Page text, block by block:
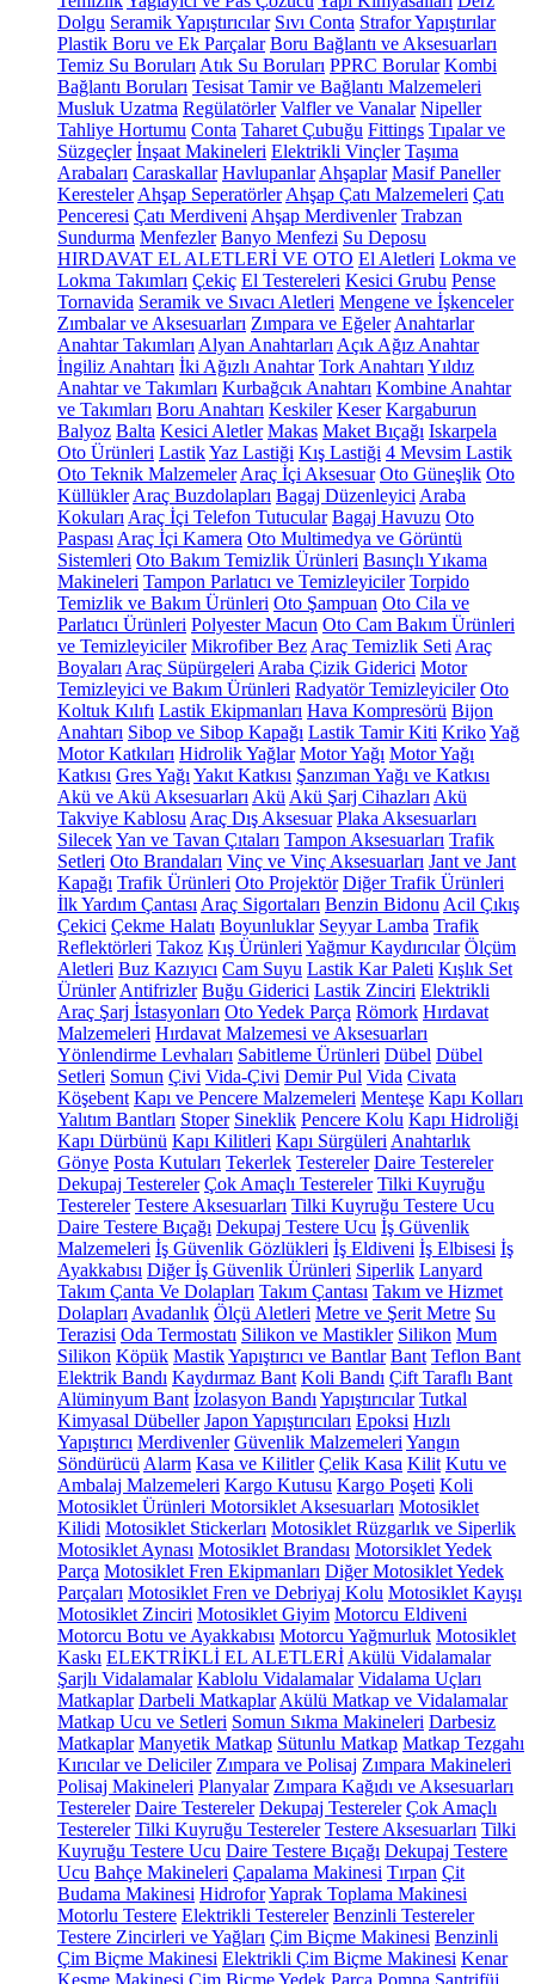
Dolgu Seramik Yapıştırıcılar Sıvı Conta Strafor Yapıştırılar
Plastik Boru ve Ek Parçalar Boru Bağlantı ve Aksesuarları
Temiz Su Boruları Atık Su Boruları PPRC Borular Kombi
Bağlantı Boruları Tesisat Tamir ve Bağlantı Malzemeleri
Musluk Uzatma Regülatörler Valfler ve Vanalar Nipeller
Tahliye Hortumu Conta Taharet Çubuğu Fittings Tıpalar ve
Süzgeçler İnşaat Makineleri Elektrikli Vinçler Taşıma
Arabaları Caraskallar Havlupanlar Ahşaplar Masif Paneller
Keresteler Ahşap Seperatörler Ahşap Çatı Malzemeleri Çatı
Penceresi Çatı Merdiveni Ahşap Merdivenler Trabzan
Sundurma Menfezler Banyo Menfezi Su Deposu
HIRDAVAT EL ALETLERİ VE OTO El Aletleri Lokma ve
Lokma Takımları Çekiç El Testereleri Kesici Grubu Pense
Tornavida Seramik ve Sıvacı Aletleri Mengene ve İşkenceler
Zımbalar ve Aksesuarları Zımpara ve Eğeler Anahtarlar
Anahtar Takımları Alyan Anahtarları Açık Ağız Anahtar
İngiliz Anahtarı İki Ağızlı Anahtar Tork Anahtarı Yıldız
Anahtar ve Takımları Kurbağcık Anahtarı Kombine Anahtar
ve Takımları Boru Anahtarı Keskiler Keser Kargaburun
Balyoz Balta Kesici Aletler Makas Maket Bıçağı Iskarpela
Oto Ürünleri LastikYaz Lastiği Kış Lastiği 4 Mevsim Lastik
Oto Teknik Malzemeler Araç İçi Aksesuar Oto Güneşlik Oto
Küllükler Araç Buzdolapları Bagaj Düzenleyici Araba
Kokuları Araç İçi Telefon Tutucular Bagaj Havuzu Oto
Paspası Araç İçi Kamera Oto Multimedya ve Görüntü
Sistemleri Oto Bakım Temizlik Ürünleri Basınçlı Yıkama
Makineleri Tampon Parlatıcı ve Temizleyiciler Torpido
Temizlik ve Bakım Ürünleri Oto Şampuan Oto Cila ve
Parlatıcı Ürünleri Polyester Macun Oto Cam Bakım Ürünleri
ve Temizleyiciler Mikrofiber Bez Araç Temizlik Seti Araç
Boyaları Araç Süpürgeleri Araba Çizik Giderici Motor
Temizleyici ve Bakım Ürünleri Radyatör Temizleyiciler Oto
Koltuk Kılıfı Lastik Ekipmanları Hava Kompresörü Bijon
Anahtarı Sibop ve Sibop Kapağı Lastik Tamir Kiti KrikoYağ
Motor Katkıları Hidrolik Yağlar Motor Yağı Motor Yağı
Katkısı Gres Yağı Yakıt Katkısı Şanzıman Yağı ve Katkısı
Akü ve Akü Aksesuarları Akü Akü Şarj Cihazları Akü
Takviye Kablosu Araç Dış Aksesuar Plaka Aksesuarları
SilecekYan ve Tavan Çıtaları Tampon Aksesuarları Trafik
Setleri Oto Brandaları Vinç ve Vinç Aksesuarları Jant ve Jant
Kapağı Trafik Ürünleri Oto Projektör Diğer Trafik Ürünleri
İlk Yardım Çantası Araç Sigortaları Benzin Bidonu Acil Çıkış
Çekici Çekme Halatı Boyunluklar Seyyar Lamba Trafik
Reflektörleri Takoz Kış Ürünleri Yağmur Kaydırıcılar Ölçüm
Aletleri Buz Kazıyıcı Cam Suyu Lastik Kar Paleti Kışlık Set
Ürünler Antifrizler Buğu Giderici Lastik Zinciri Elektrikli
Araç Şarj İstasyonları Oto Yedek Parça Römork Hırdavat
Malzemeleri Hırdavat Malzemesi ve Aksesuarları
Yönlendirme Levhaları Sabitleme Ürünleri Dübel Dübel
Setleri Somun Çivi Vida-Çivi Demir Pul Vida Civata
Köşebent Kapı ve Pencere Malzemeleri Menteşe Kapı Kolları
Yalıtım Bantları Stoper Sineklik Pencere Kolu Kapı Hidroliği
Kapı Dürbünü Kapı Kilitleri Kapı Sürgüleri Anahtarlık
Gönye Posta Kutuları Tekerlek Testereler Daire Testereler
Dekupaj Testereler Çok Amaçlı Testereler Tilki Kuyruğu
Testereler Testere Aksesuarları Tilki Kuyruğu Testere Ucu
Daire Testere Bıçağı Dekupaj Testere Ucu İş Güvenlik
Malzemeleri İş Güvenlik Gözlükleri İş Eldiveni İş Elbisesi İş
Ayakkabısı Diğer İş Güvenlik Ürünleri Siperlik Lanyard
Takım Çanta Ve Dolapları Takım Çantası Takım ve Hizmet
Dolapları Avadanlık Ölçü Aletleri Metre ve Şerit Metre Su
Terazisi Oda Termostatı Silikon ve Mastikler Silikon Mum
Silikon Köpük MastikYapıştırıcı ve Bantlar Bant Teflon Bant
Elektrik Bandı Kaydırmaz Bant Koli Bandı Çift Taraflı Bant
Alüminyum Bant İzolasyon Bandı Yapıştırıcılar Tutkal
Kimyasal Dübeller Japon Yapıştırıcıları Epoksi Hızlı
Yapıştırıcı Merdivenler Güvenlik Malzemeleri Yangın
Söndürücü Alarm Kasa ve Kilitler Çelik Kasa Kilit Kutu ve
Ambalaj Malzemeleri Kargo Kutusu Kargo Poşeti Koli
Motosiklet Ürünleri Motorsiklet Aksesuarları Motosiklet
Kilidi Motosiklet Stickerları Motosiklet Rüzgarlık ve Siperlik
Motosiklet Aynası Motosiklet Brandası Motorsiklet Yedek
Parça Motosiklet Fren Ekipmanları Diğer Motosiklet Yedek
Parçaları Motosiklet Fren ve Debriyaj Kolu Motosiklet Kayışı
Motosiklet Zinciri Motosiklet Giyim Motorcu Eldiveni
Motorcu Botu ve Ayakkabısı Motorcu Yağmurluk Motosiklet
Kaskı ELEKTRİKLİ EL ALETLERİ Akülü Vidalamalar
Şarjlı Vidalamalar Kablolu Vidalamalar Vidalama Uçları
Matkaplar Darbeli Matkaplar Akülü Matkap ve Vidalamalar
Matkap Ucu ve Setleri Somun Sıkma Makineleri Darbesiz
Matkaplar Manyetik Matkap Sütunlu Matkap Matkap Tezgahı
Kırıcılar ve Deliciler Zımpara ve Polisaj Zımpara Makineleri
Polisaj Makineleri Planyalar Zımpara Kağıdı ve Aksesuarları
Testereler Daire Testereler Dekupaj Testereler Çok Amaçlı
Testereler Tilki Kuyruğu Testereler Testere Aksesuarları Tilki
Kuyruğu Testere Ucu Daire Testere Bıçağı Dekupaj Testere
Ucu Bahçe Makineleri Çapalama Makinesi Tırpan Çit
Budama Makinesi HidroforYaprak Toplama Makinesi
Motorlu Testere Elektrikli Testereler Benzinli Testereler
Testere Zincirleri ve Yağları Çim Biçme Makinesi Benzinli
Çim Biçme Makinesi Elektrikli Çim Biçme Makinesi Kenar
Kesme Makinesi Çim Biçme Yedek Parça Pompa Santrifüj